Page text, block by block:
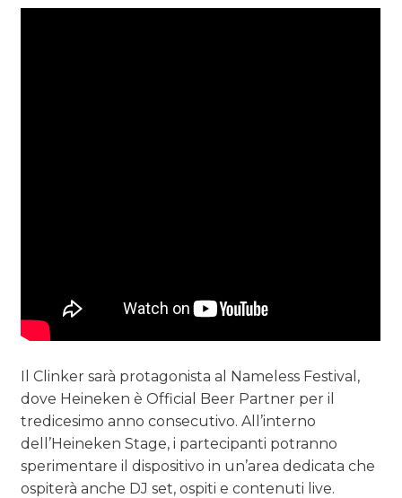
Il Clinker sarà protagonista al Nameless Festival,
dove Heineken è Official Beer Partner per il
tredicesimo anno consecutivo. All’interno
dell’Heineken Stage, i partecipanti potranno
sperimentare il dispositivo in un’area dedicata che
ospiterà anche DJ set, ospiti e contenuti live.